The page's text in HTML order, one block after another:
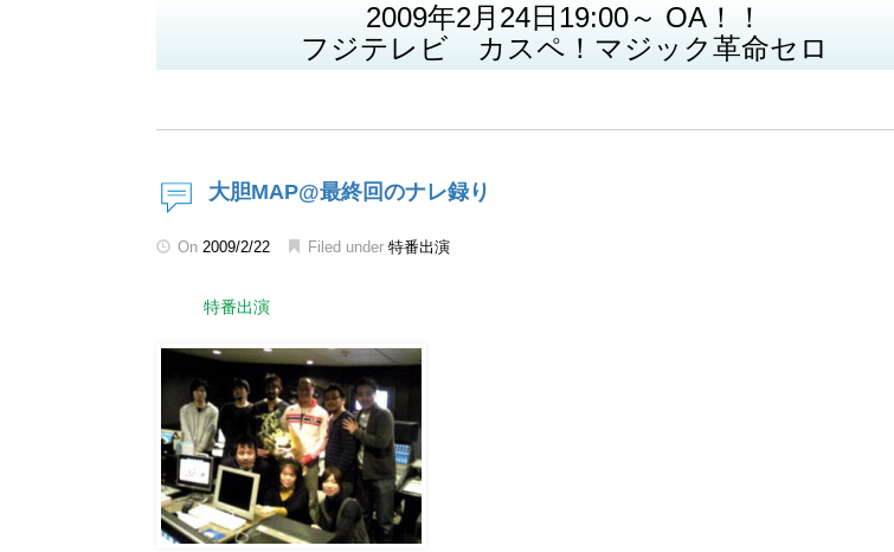
2009年2月24日19:00～ OA！！
フジテレビ カスペ！マジック革命セロ
大胆MAP@最終回のナレ録り
On 2009/2/22 Filed under 特番出演
特番出演